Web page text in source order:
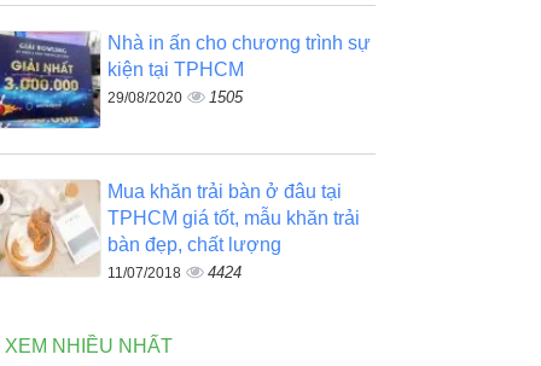
Nhà in ấn cho chương trình sự
kiện tại TPHCM
29/08/2020 1505
Mua khăn trải bàn ở đâu tại
TPHCM giá tốt, mẫu khăn trải
bàn đẹp, chất lượng
11/07/2018 4424
XEM NHIỀU NHẤT